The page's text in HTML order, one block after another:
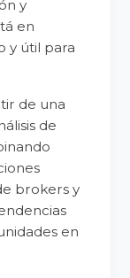
y
en
y útil para
de una
de
brokers y
en